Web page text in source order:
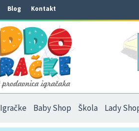
Blog Kontakt
Igračke Baby Shop Škola Lady